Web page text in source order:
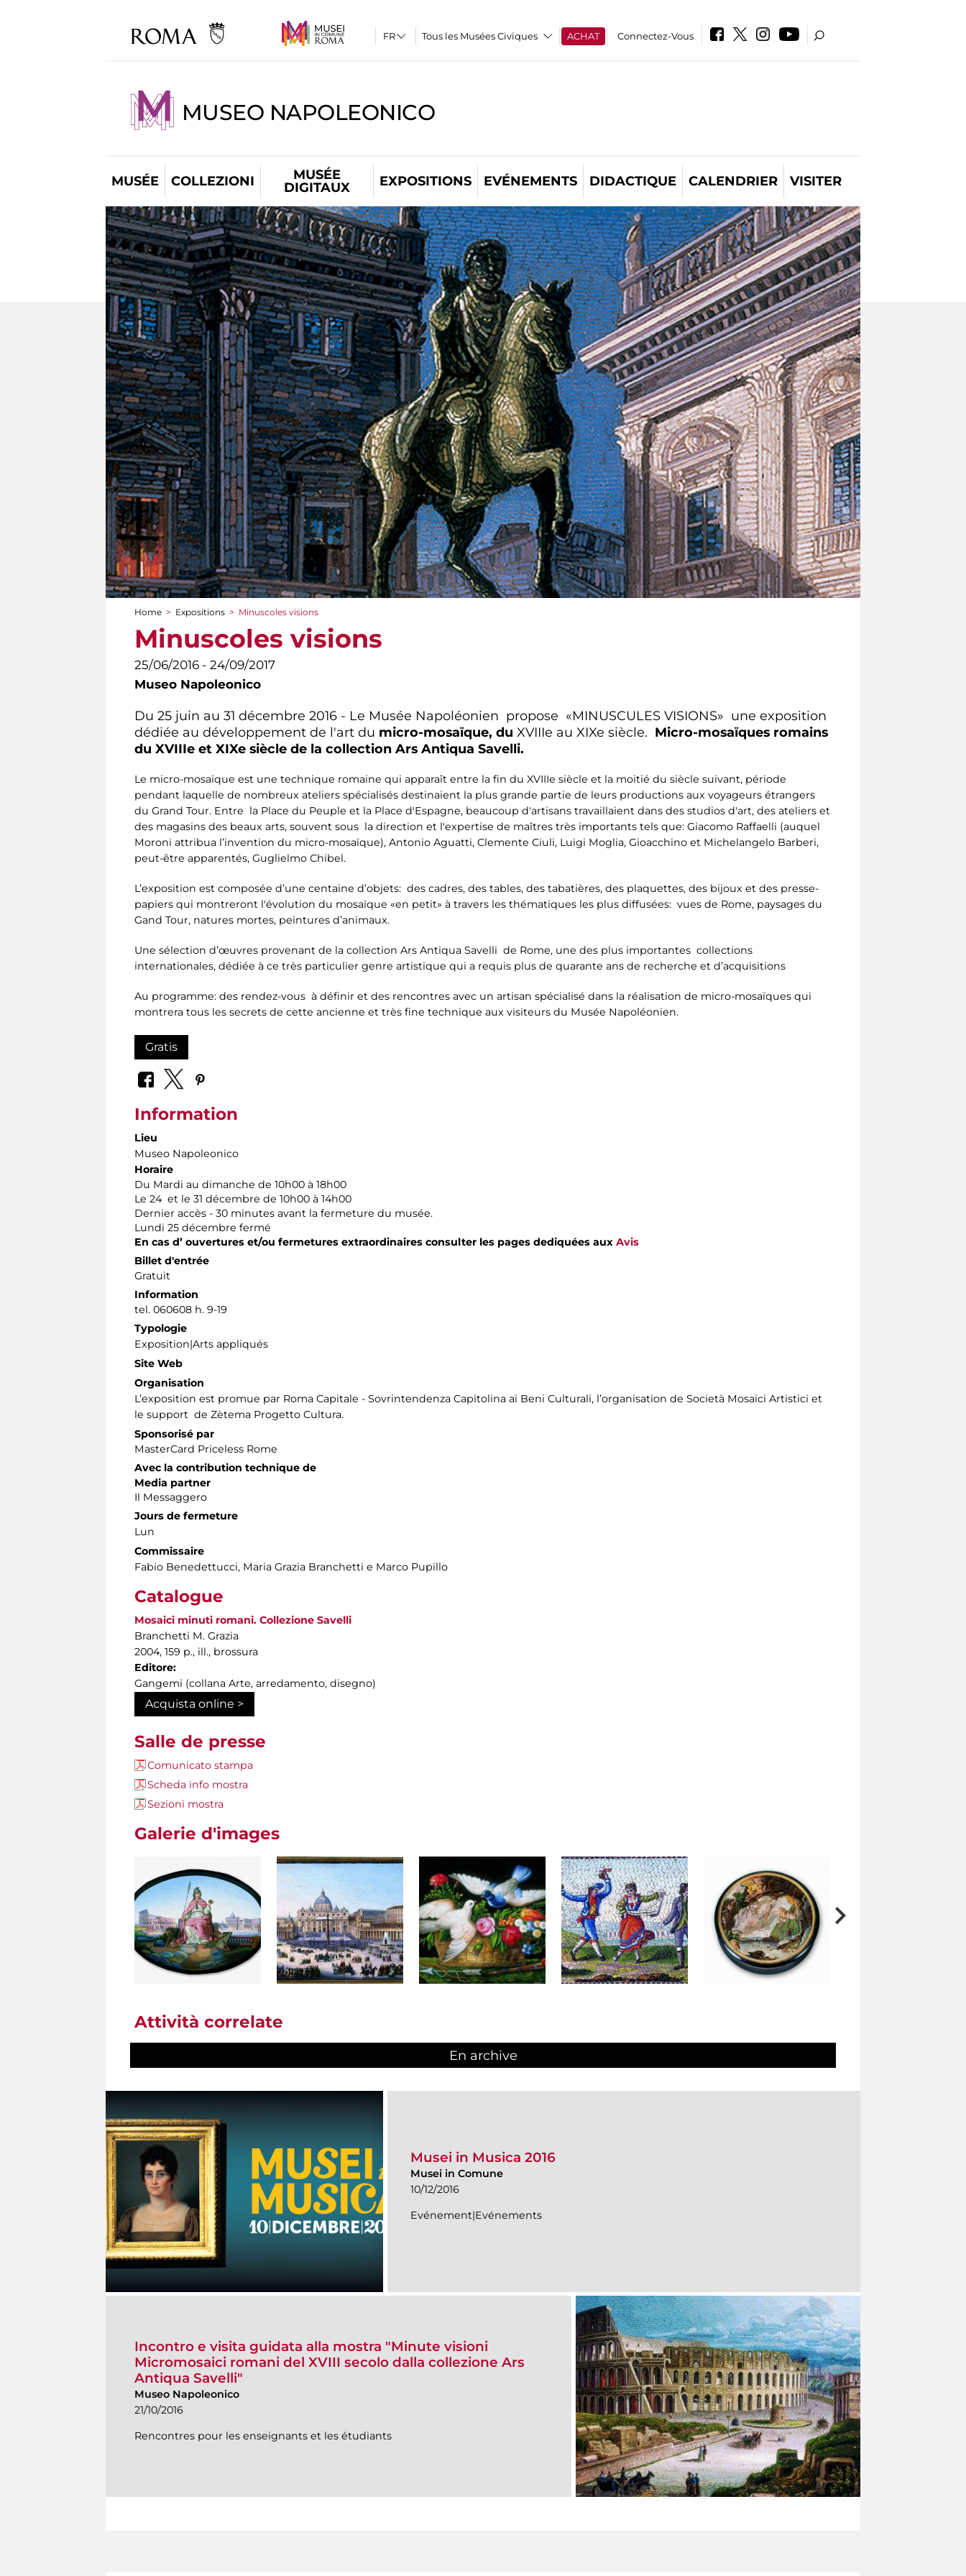
Tous les Musées Civiques ACHAT Connectez-Vous
MUSEO NAPOLEONICO
MUSÉE COLLEZIONI
MUSÉE
DIGITAUX
EXPOSITIONS EVÉNEMENTS DIDACTIQUE CALENDRIER VISITER
You are here
Home > Expositions > Minuscoles visions
Minuscoles visions
25/06/2016 - 24/09/2017
Museo Napoleonico
Du 25 juin au 31 décembre 2016 - Le Musée Napoléonien propose «MINUSCULES VISIONS» une exposition
dédiée au développement de l'art du micro-mosaïque, du XVIIIe au XIXe siècle. Micro-mosaïques romains
du XVIIIe et XIXe siècle de la collection Ars Antiqua Savelli.
Le micro-mosaïque est une technique romaine qui apparaît entre la fin du XVIIIe siècle et la moitié du siècle suivant, période
pendant laquelle de nombreux ateliers spécialisés destinaient la plus grande partie de leurs productions aux voyageurs étrangers
du Grand Tour. Entre la Place du Peuple et la Place d'Espagne, beaucoup d'artisans travaillaient dans des studios d'art, des ateliers et
des magasins des beaux arts, souvent sous la direction et l'expertise de maîtres très importants tels que: Giacomo Raffaelli (auquel
Moroni attribua l’invention du micro-mosaïque), Antonio Aguatti, Clemente Ciuli, Luigi Moglia, Gioacchino et Michelangelo Barberi,
peut-être apparentés, Guglielmo Chibel.
L’exposition est composée d’une centaine d’objets: des cadres, des tables, des tabatières, des plaquettes, des bijoux et des presse-
papiers qui montreront l'évolution du mosaïque «en petit» à travers les thématiques les plus diffusées: vues de Rome, paysages du
Gand Tour, natures mortes, peintures d’animaux.
Une sélection d’œuvres provenant de la collection Ars Antiqua Savelli de Rome, une des plus importantes collections
internationales, dédiée à ce très particulier genre artistique qui a requis plus de quarante ans de recherche et d’acquisitions
Au programme: des rendez-vous à définir et des rencontres avec un artisan spécialisé dans la réalisation de micro-mosaïques qui
montrera tous les secrets de cette ancienne et très fine technique aux visiteurs du Musée Napoléonien.
Gratis
Information
Lieu
Museo Napoleonico
Horaire
Du Mardi au dimanche de 10h00 à 18h00
Le 24 et le 31 décembre de 10h00 à 14h00
Dernier accès - 30 minutes avant la fermeture du musée.
Lundi 25 décembre fermé
En cas d’ ouvertures et/ou fermetures extraordinaires consulter les pages dediquées aux Avis
Billet d'entrée
Gratuit
Information
tel. 060608 h. 9-19
Typologie
Exposition|Arts appliqués
Site Web
Organisation
L’exposition est promue par Roma Capitale - Sovrintendenza Capitolina ai Beni Culturali, l’organisation de Società Mosaici Artistici et
le support de Zètema Progetto Cultura.
Sponsorisé par
MasterCard Priceless Rome
Avec la contribution technique de
Media partner
Il Messaggero
Jours de fermeture
Lun
Commissaire
Fabio Benedettucci, Maria Grazia Branchetti e Marco Pupillo
Catalogue
Mosaici minuti romani. Collezione Savelli
Branchetti M. Grazia
2004, 159 p., ill., brossura
Editore:
Gangemi (collana Arte, arredamento, disegno)
Acquista online >
Salle de presse
Comunicato stampa
Scheda info mostra
Sezioni mostra
Galerie d'images
Attività correlate
En archive
Musei in Musica 2016
Musei in Comune
10/12/2016
Evénement|Evénements
Incontro e visita guidata alla mostra "Minute visioni
Micromosaici romani del XVIII secolo dalla collezione Ars
Antiqua Savelli"
Museo Napoleonico
21/10/2016
Rencontres pour les enseignants et les étudiants